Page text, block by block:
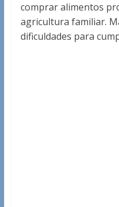
comprar alimentos
agricultura familiar.
dificuldades para